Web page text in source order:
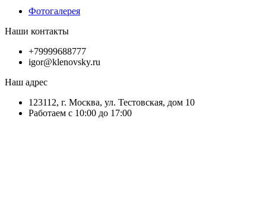
Фотогалерея
Наши контакты
+79999688777
igor@klenovsky.ru
Наш адрес
123112, г. Москва, ул. Тестовская, дом 10
Работаем с 10:00 до 17:00